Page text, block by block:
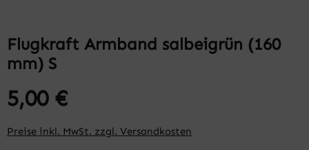
Flugkraft Armband salbeigrün (160
mm) S
5,00 €
Preise inkl. MwSt. zzgl. Versandkosten